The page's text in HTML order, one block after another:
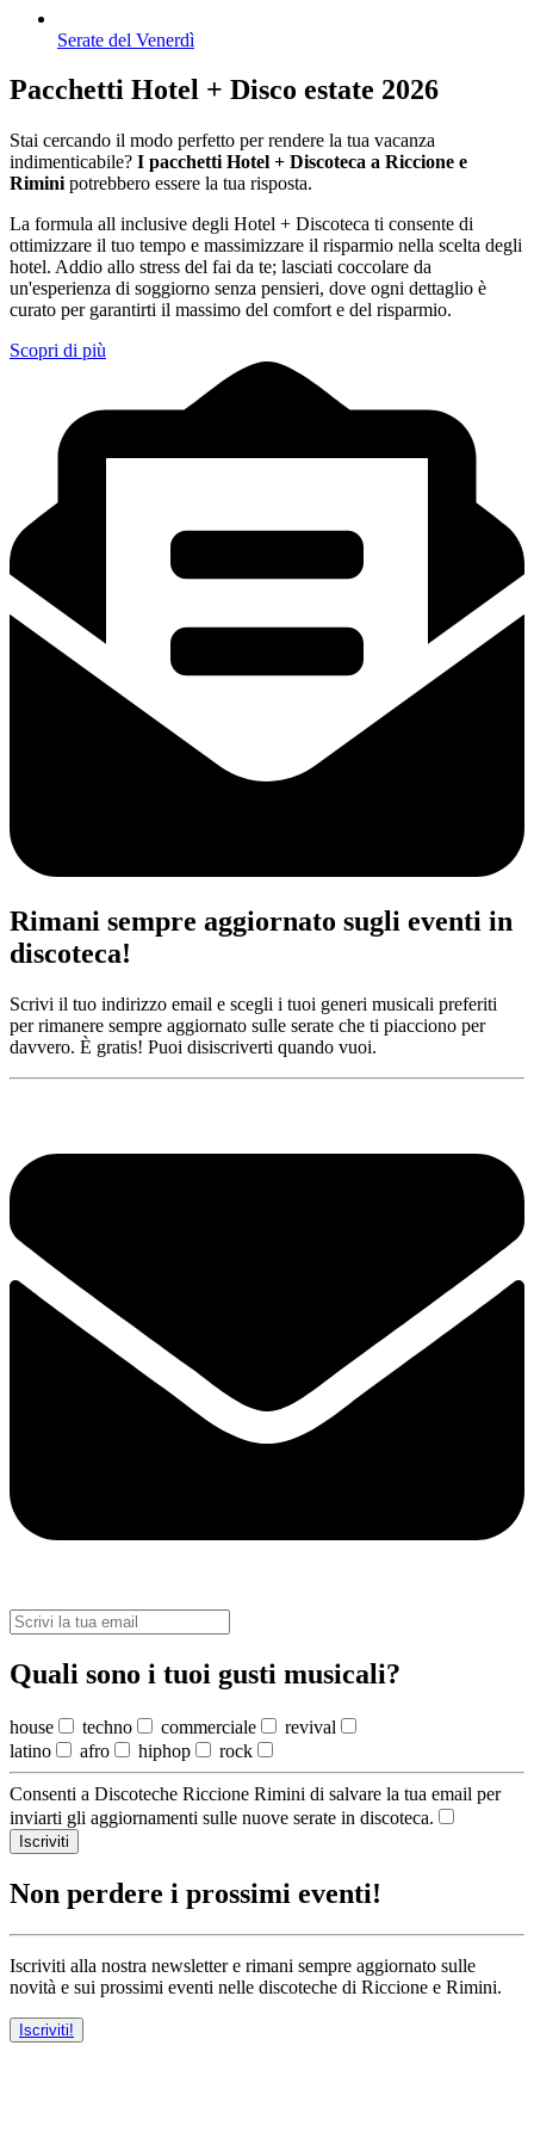
Serate del Venerdì
Pacchetti Hotel + Disco estate 2026
Stai cercando il modo perfetto per rendere la tua vacanza
indimenticabile? I pacchetti Hotel + Discoteca a Riccione e
Rimini potrebbero essere la tua risposta.
La formula all inclusive degli Hotel + Discoteca ti consente di
ottimizzare il tuo tempo e massimizzare il risparmio nella scelta degli
hotel. Addio allo stress del fai da te; lasciati coccolare da
un'esperienza di soggiorno senza pensieri, dove ogni dettaglio è
curato per garantirti il massimo del comfort e del risparmio.
Scopri di più
Rimani sempre aggiornato sugli eventi in
discoteca!
Scrivi il tuo indirizzo email e scegli i tuoi generi musicali preferiti
per rimanere sempre aggiornato sulle serate che ti piacciono per
davvero. È gratis! Puoi disiscriverti quando vuoi.
Quali sono i tuoi gusti musicali?
house techno commerciale
revival
latino
afro hiphop rock
Consenti a Discoteche Riccione Rimini di salvare la tua email per
inviarti gli aggiornamenti sulle nuove serate in discoteca.
Iscriviti
Non perdere i prossimi eventi!
Iscriviti alla nostra newsletter e rimani sempre aggiornato sulle
novità e sui prossimi eventi nelle discoteche di Riccione e Rimini.
Iscriviti!